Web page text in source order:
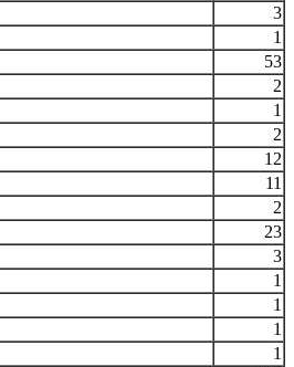
3
1
53
2
1
2
12
11
2
23
3
1
1
1
1